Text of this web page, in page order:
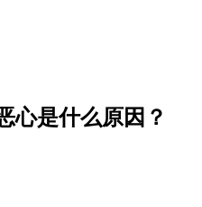
心是什么原因？